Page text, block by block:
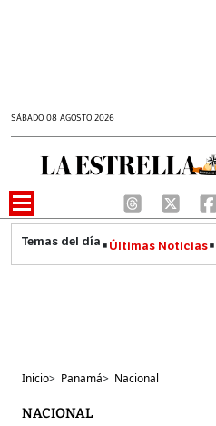
SÁBADO 08 AGOSTO 2026
Últimas Noticias
Inicio> Panamá> Nacional
NACIONAL